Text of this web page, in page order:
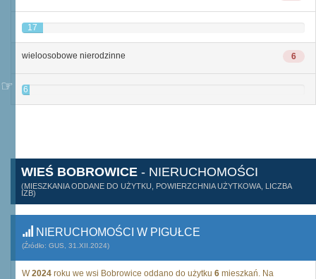
17
6
wieloosobowe nierodzinne
6
WIEŚ BOBROWICE - NIERUCHOMOŚCI
(MIESZKANIA ODDANE DO UŻYTKU, POWIERZCHNIA UŻYTKOWA, LICZBA
IZB)
NIERUCHOMOŚCI W PIGUŁCE
(Źródło: GUS, 31.XII.2024)
W2024 roku we wsi Bobrowice oddano do użytku 6 mieszkań. Na